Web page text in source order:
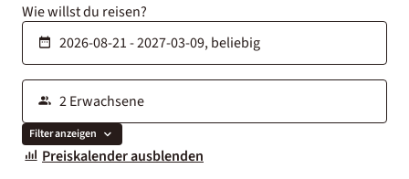
Wie willst du reisen?
Filter anzeigen
Preiskalender ausblenden